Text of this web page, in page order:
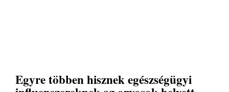
Egyre többen hisznek egészségügyi